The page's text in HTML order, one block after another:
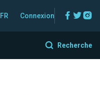
FR Connexion
Recherche